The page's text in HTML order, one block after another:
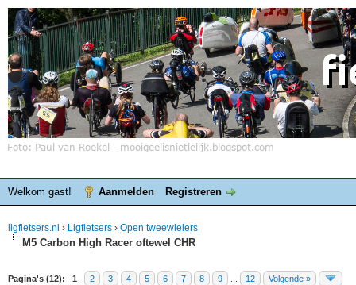
Welkom gast! Aanmelden Registreren
ligfietsers.nl › Ligfietsers › Open tweewielers
M5 Carbon High Racer oftewel CHR
Pagina's (12): 1 2 3 4 5 6 7 8 9 12 Volgende »
waardering is 0